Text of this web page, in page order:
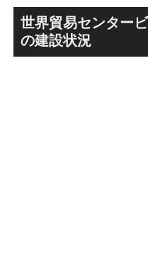
跡地の開発計画や商業ビル
設進行などにより駅前商業
が形成へ！！
世界貿易センター
の建設状況